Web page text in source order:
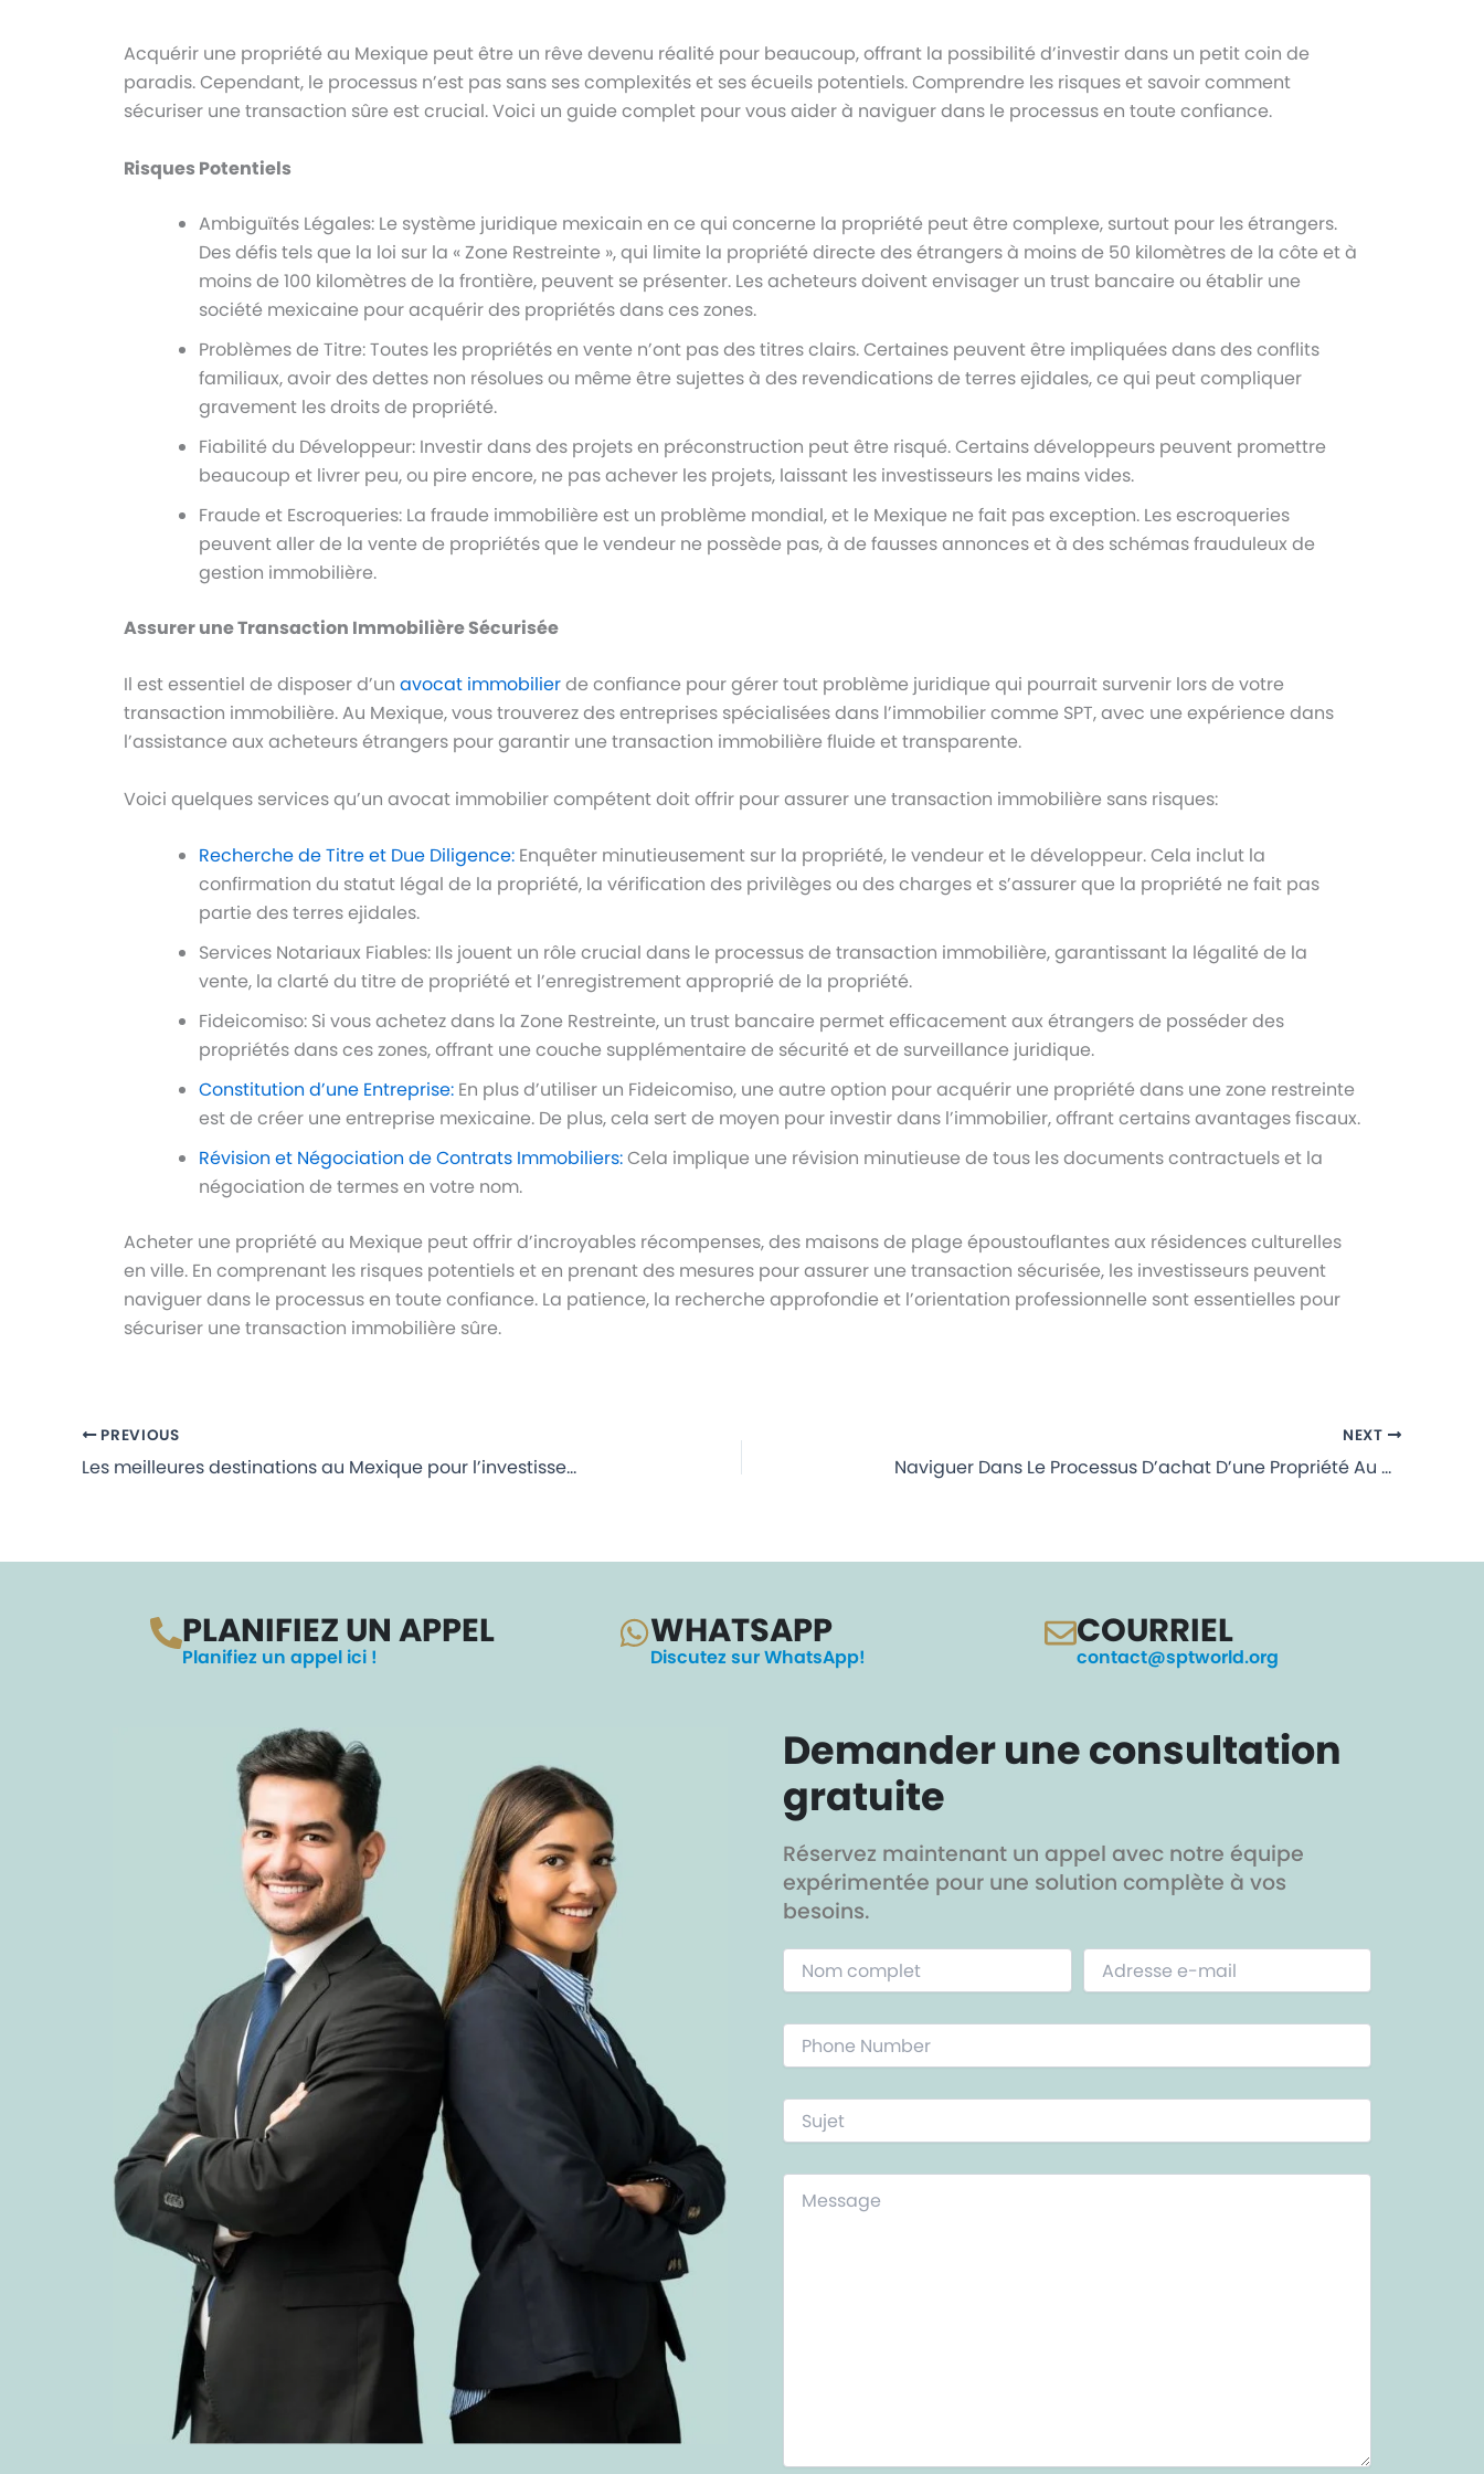
Acquérir une propriété au Mexique peut être un rêve devenu réalité pour beaucoup, offrant la possibilité d’investir dans un petit coin de
paradis. Cependant, le processus n’est pas sans ses complexités et ses écueils potentiels. Comprendre les risques et savoir comment
sécuriser une transaction sûre est crucial. Voici un guide complet pour vous aider à naviguer dans le processus en toute confiance.
Risques Potentiels
Ambiguïtés Légales: Le système juridique mexicain en ce qui concerne la propriété peut être complexe, surtout pour les étrangers.
Des défis tels que la loi sur la « Zone Restreinte », qui limite la propriété directe des étrangers à moins de 50 kilomètres de la côte et à
moins de 100 kilomètres de la frontière, peuvent se présenter. Les acheteurs doivent envisager un trust bancaire ou établir une
société mexicaine pour acquérir des propriétés dans ces zones.
Problèmes de Titre: Toutes les propriétés en vente n’ont pas des titres clairs. Certaines peuvent être impliquées dans des conflits
familiaux, avoir des dettes non résolues ou même être sujettes à des revendications de terres ejidales, ce qui peut compliquer
gravement les droits de propriété.
Fiabilité du Développeur: Investir dans des projets en préconstruction peut être risqué. Certains développeurs peuvent promettre
beaucoup et livrer peu, ou pire encore, ne pas achever les projets, laissant les investisseurs les mains vides.
Fraude et Escroqueries: La fraude immobilière est un problème mondial, et le Mexique ne fait pas exception. Les escroqueries
peuvent aller de la vente de propriétés que le vendeur ne possède pas, à de fausses annonces et à des schémas frauduleux de
gestion immobilière.
Assurer une Transaction Immobilière Sécurisée
Il est essentiel de disposer d’un avocat immobilierde confiance pour gérer tout problème juridique qui pourrait survenir lors de votre
transaction immobilière. Au Mexique, vous trouverez des entreprises spécialisées dans l’immobilier comme SPT, avec une expérience dans
l’assistance aux acheteurs étrangers pour garantir une transaction immobilière fluide et transparente.
Voici quelques services qu’un avocat immobilier compétent doit offrir pour assurer une transaction immobilière sans risques:
Recherche de Titre et Due Diligence: Enquêter minutieusement sur la propriété, le vendeur et le développeur. Cela inclut la
confirmation du statut légal de la propriété, la vérification des privilèges ou des charges et s’assurer que la propriété ne fait pas
partie des terres ejidales.
Services Notariaux Fiables: Ils jouent un rôle crucial dans le processus de transaction immobilière, garantissant la légalité de la
vente, la clarté du titre de propriété et l’enregistrement approprié de la propriété.
Fideicomiso: Si vous achetez dans la Zone Restreinte, un trust bancaire permet efficacement aux étrangers de posséder des
propriétés dans ces zones, offrant une couche supplémentaire de sécurité et de surveillance juridique.
Constitution d’une Entreprise: En plus d’utiliser un Fideicomiso, une autre option pour acquérir une propriété dans une zone restreinte
est de créer une entreprise mexicaine. De plus, cela sert de moyen pour investir dans l’immobilier, offrant certains avantages fiscaux.
Révision et Négociation de Contrats Immobiliers:Cela implique une révision minutieuse de tous les documents contractuels et la
négociation de termes en votre nom.
Acheter une propriété au Mexique peut offrir d’incroyables récompenses, des maisons de plage époustouflantes aux résidences culturelles
en ville. En comprenant les risques potentiels et en prenant des mesures pour assurer une transaction sécurisée, les investisseurs peuvent
naviguer dans le processus en toute confiance. La patience, la recherche approfondie et l’orientation professionnelle sont essentielles pour
sécuriser une transaction immobilière sûre.
PREVIOUS
Les meilleures destinations au Mexique pour l’investissement immobilier
NEXT
Naviguer Dans Le Processus D’achat D’une Propriété Au Mexique
PLANIFIEZ UN APPEL
Planifiez un appel ici !
WHATSAPP
Discutez sur WhatsApp!
COURRIEL
contact@sptworld.org
Demander une consultation
gratuite
Réservez maintenant un appel avec notre équipe
expérimentée pour une solution complète à vos
besoins.